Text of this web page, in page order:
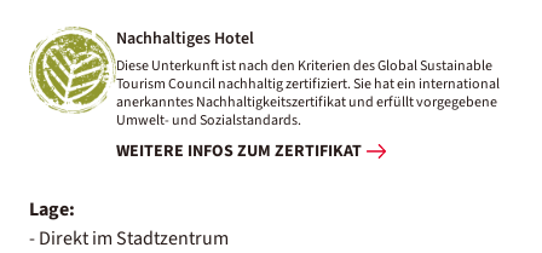
Nachhaltiges Hotel
Diese Unterkunft ist nach den Kriterien des Global Sustainable
Tourism Council nachhaltig zertifiziert. Sie hat ein international
anerkanntes Nachhaltigkeitszertifikat und erfüllt vorgegebene
Umwelt- und Sozialstandards.
WEITERE INFOS ZUM ZERTIFIKAT
Lage:
- Direkt im Stadtzentrum